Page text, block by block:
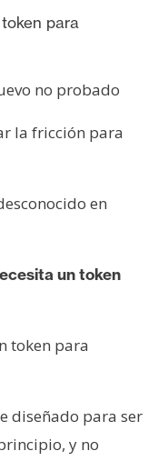
para
no probado
la fricción para
en
un token
token para
diseñado para ser
y no